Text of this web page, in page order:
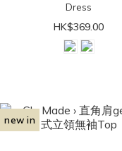
Dress
HK$369.00
new in